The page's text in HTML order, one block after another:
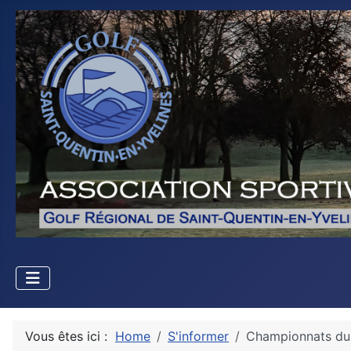
Vous êtes ici : Home S'informer Championnats